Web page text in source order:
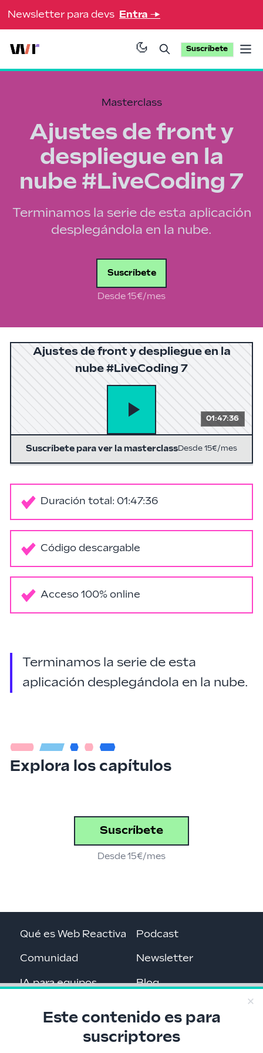
Newsletter para devs Entra →
Suscríbete
Masterclass
Ajustes de front y
despliegue en la
nube #LiveCoding 7
Terminamos la serie de esta aplicación
desplegándola en la nube.
Suscríbete
Desde 15€/mes
Ajustes de front y despliegue en la
nube #LiveCoding 7
01:47:36
Suscríbete para ver la masterclassDesde 15€/mes
Duración total: 01:47:36
Código descargable
Acceso 100% online
Terminamos la serie de esta
aplicación desplegándola en la nube.
Explora los capítulos
Suscríbete
Desde 15€/mes
Este contenido es para
suscriptores
Qué es Web Reactiva
Comunidad
IA para equipos
Podcast
Newsletter
Blog
Programa con IA Acceso premium